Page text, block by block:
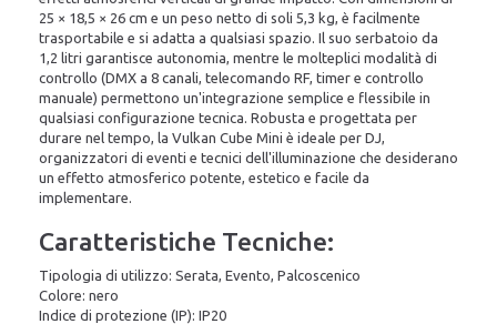
25 × 18,5 × 26 cm e un peso netto di soli 5,3 kg, è facilmente
trasportabile e si adatta a qualsiasi spazio. Il suo serbatoio da
1,2 litri garantisce autonomia, mentre le molteplici modalità di
controllo (DMX a 8 canali, telecomando RF, timer e controllo
manuale) permettono un'integrazione semplice e flessibile in
qualsiasi configurazione tecnica. Robusta e progettata per
durare nel tempo, la Vulkan Cube Mini è ideale per DJ,
organizzatori di eventi e tecnici dell'illuminazione che desiderano
un effetto atmosferico potente, estetico e facile da
implementare.
Caratteristiche Tecniche:
Tipologia di utilizzo: Serata, Evento, Palcoscenico
Colore: nero
Indice di protezione (IP): IP20